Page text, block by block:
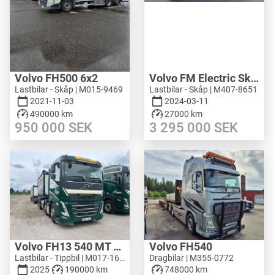
Volvo FH500 6x2
Lastbilar - Skåp | M015-9469
2021-11-03
490000 km
950 000 SEK
Volvo FM Electric Skåpbil Distribution
Lastbilar - Skåp | M407-8651
2024-03-11
27000 km
3 295 000 SEK
Volvo FH13 540 MT Eksjö slig
Lastbilar - Tippbil | M017-1650
2025
190000 km
Volvo FH540
Dragbilar | M355-0772
748000 km